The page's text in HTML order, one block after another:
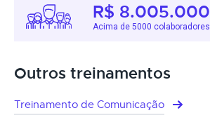
R$ 8.005.000
Acima de 5000 colaboradores
Outros treinamentos
Treinamento de Comunicação